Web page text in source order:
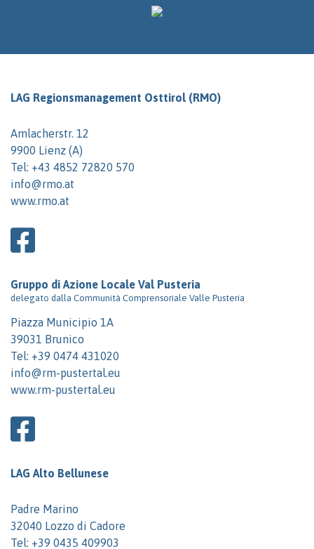
LAG Regionsmanagement Osttirol (RMO)
Amlacherstr. 12
9900 Lienz (A)
Tel: +43 4852 72820 570
info@rmo.at
www.rmo.at
Gruppo di Azione Locale Val Pusteria
delegato dalla Communità Comprensoriale Valle Pusteria
Piazza Municipio 1A
39031 Brunico
Tel: +39 0474 431020
info@rm-pustertal.eu
www.rm-pustertal.eu
LAG Alto Bellunese
Padre Marino
32040 Lozzo di Cadore
Tel: +39 0435 409903